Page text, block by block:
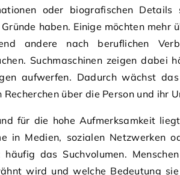
oder biografischen Details
haben. Einige möchten mehr
andere nach beruflichen
Suchmaschinen zeigen dabei
aufwerfen. Dadurch wächst
über die Person und ihr
für die hohe Aufmerksamkeit
in Medien, sozialen Netzwerken
das Suchvolumen.
wird und welche Bedeutung